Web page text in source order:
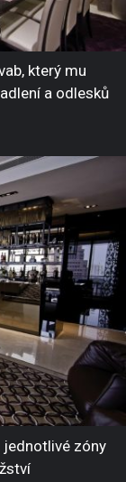
který mu
a odlesků
jednotlivé zóny